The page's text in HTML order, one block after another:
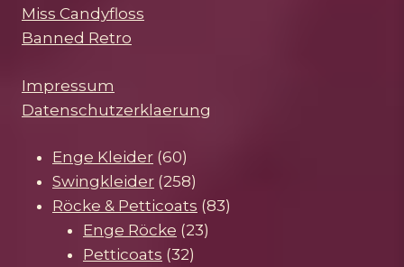
Miss Candyfloss
Banned Retro
Impressum
Datenschutzerklaerung
Enge Kleider 6060
Produkte
Swingkleider 258258
Produkte
Röcke & Petticoats 8383
Enge Röcke 2323
Petticoats 3232